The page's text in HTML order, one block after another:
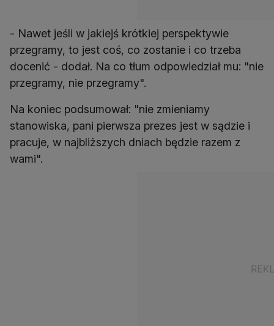
- Nawet jeśli w jakiejś krótkiej perspektywie
przegramy, to jest coś, co zostanie i co trzeba
docenić - dodał. Na co tłum odpowiedział mu: "nie
przegramy, nie przegramy".
Na koniec podsumował: "nie zmieniamy
stanowiska, pani pierwsza prezes jest w sądzie i
pracuje, w najbliższych dniach będzie razem z
wami".